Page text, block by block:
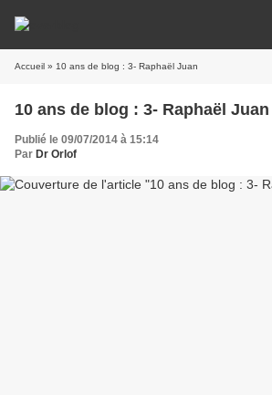
Accueil » 10 ans de blog : 3- Raphaël Juan
10 ans de blog : 3- Raphaël Juan
Publié le 09/07/2014 à 15:14
Par Dr Orlof